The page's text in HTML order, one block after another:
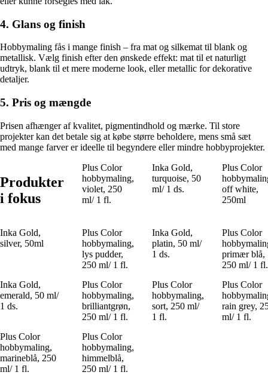
4. Glans og finish
Hobbymaling fås i mange finish – fra mat og silkemat til blank og
metallisk. Vælg finish efter den ønskede effekt: mat til et naturligt
udtryk, blank til et mere moderne look, eller metallic for dekorative
detaljer.
5. Pris og mængde
Prisen afhænger af kvalitet, pigmentindhold og mærke. Til store
projekter kan det betale sig at købe større beholdere, mens små sæt
med mange farver er ideelle til begyndere eller mindre hobbyprojekter.
Produkter
i fokus
Plus Color
hobbymaling,
violet, 250
ml/ 1 fl.
Inka Gold,
turquoise, 50
ml/ 1 ds.
Plus Color
off white,
250ml
Inka Gold,
silver, 50ml
Plus Color
hobbymaling,
lys pudder,
250 ml/ 1 fl.
Inka Gold,
platin, 50 ml/
1 ds.
Plus Color
primær blå,
250 ml/ 1 fl.
Inka Gold,
emerald, 50 ml/
1 ds.
Plus Color
hobbymaling,
brilliantgrøn,
250 ml/ 1 fl.
Plus Color
hobbymaling,
sort, 250 ml/
1 fl.
Plus Color
rain grey,
ml/ 1 fl.
Plus Color
hobbymaling,
marineblå, 250
ml/ 1 fl.
Plus Color
hobbymaling,
himmelblå,
250 ml/ 1 fl.